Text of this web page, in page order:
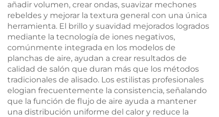
añadir volumen, crear ondas, suavizar mechones
rebeldes y mejorar la textura general con una única
herramienta. El brillo y suavidad mejorados logrados
mediante la tecnología de iones negativos,
comúnmente integrada en los modelos de
planchas de aire, ayudan a crear resultados de
calidad de salón que duran más que los métodos
tradicionales de alisado. Los estilistas profesionales
elogian frecuentemente la consistencia, señalando
que la función de flujo de aire ayuda a mantener
una distribución uniforme del calor y reduce la